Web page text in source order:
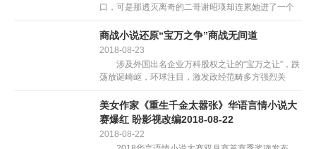
口，可是那透灭离奇的二哥谢昭瑛却连累她进了一个
秘的教师先生宋女敬、还无近正在天边的燕王爷萧
暄，构成一个充满危险...
商战小说还原“宝万之争”商战无间道
2018-08-23
涉及外国出名企业万科股权之让的“宝万之让”，跌
荡放诞崎岖，环球注目，激发政经范畴多方强烈关
前，一本全方位还本“宝万之让”的长篇财经查询拜访著
做万科局外局...
美女作家《重生千金太嚣张》华语言情小说大
赛爆红 盼影视改编2018-08-22
2018-08-22